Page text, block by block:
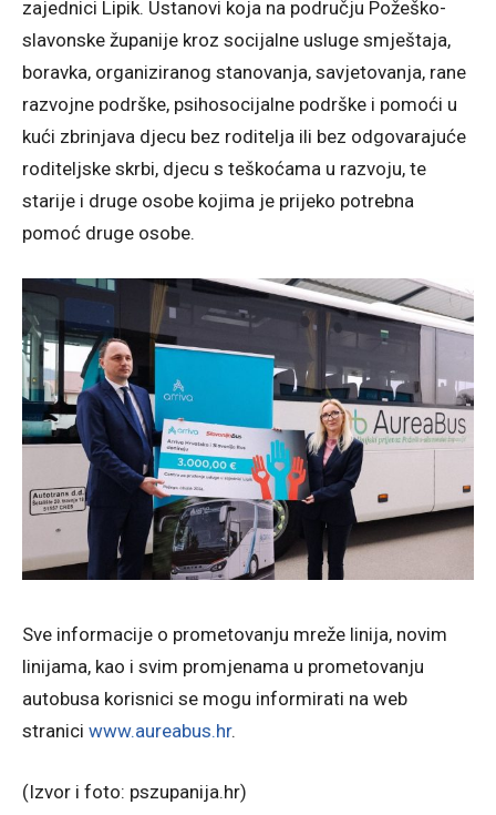
zajednici Lipik. Ustanovi koja na području Požeško-
slavonske županije kroz socijalne usluge smještaja,
boravka, organiziranog stanovanja, savjetovanja, rane
razvojne podrške, psihosocijalne podrške i pomoći u
kući zbrinjava djecu bez roditelja ili bez odgovarajuće
roditeljske skrbi, djecu s teškoćama u razvoju, te
starije i druge osobe kojima je prijeko potrebna
pomoć druge osobe.
Sve informacije o prometovanju mreže linija, novim
linijama, kao i svim promjenama u prometovanju
autobusa korisnici se mogu informirati na web
stranici www.aureabus.hr.
(Izvor i foto: pszupanija.hr)